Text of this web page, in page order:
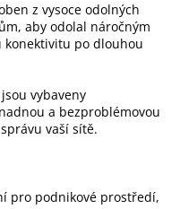
z vysoce odolných
aby odolal náročným
konektivitu po dlouhou
vybaveny
a bezproblémovou
vaší sítě.
pro podnikové prostředí,